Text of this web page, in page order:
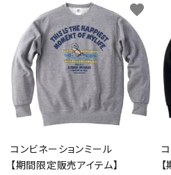
コンビネーションミール
【期間限定販売アイテム】
favorite